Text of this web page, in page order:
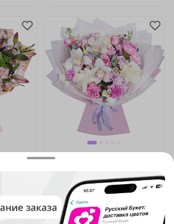
Букет "Неповторимый
шарм"
10 220 ₽